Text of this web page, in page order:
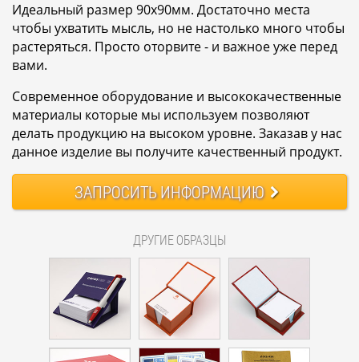
Идеальный размер 90х90мм. Достаточно места
чтобы ухватить мысль, но не настолько много чтобы
растеряться. Просто оторвите - и важное уже перед
вами.
Современное оборудование и высококачественные
материалы которые мы используем позволяют
делать продукцию на высоком уровне. Заказав у нас
данное изделие вы получите качественный продукт.
ЗАПРОСИТЬИНФОРМАЦИЮ
ДРУГИЕ ОБРАЗЦЫ